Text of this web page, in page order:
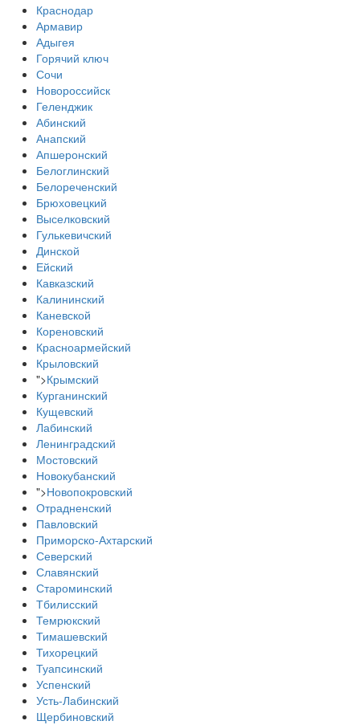
Краснодар
Армавир
Адыгея
Горячий ключ
Сочи
Новороссийск
Геленджик
Абинский
Анапский
Апшеронский
Белоглинский
Белореченский
Брюховецкий
Выселковский
Гулькевичский
Динской
Ейский
Кавказский
Калининский
Каневской
Кореновский
Красноармейский
Крыловский
">Крымский
Курганинский
Кущевский
Лабинский
Ленинградский
Мостовский
Новокубанский
">Новопокровский
Отрадненский
Павловский
Приморско-Ахтарский
Северский
Славянский
Староминский
Тбилисский
Темрюкский
Тимашевский
Тихорецкий
Туапсинский
Успенский
Усть-Лабинский
Щербиновский